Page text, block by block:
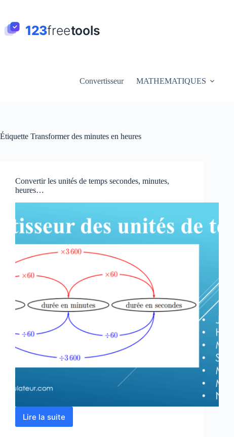
contenu
Convertisseur MATHEMATIQUES
Étiquette Transformer des minutes en heures
Convertir les unités de temps secondes, minutes,
heures…
Lire la suite
Convertir